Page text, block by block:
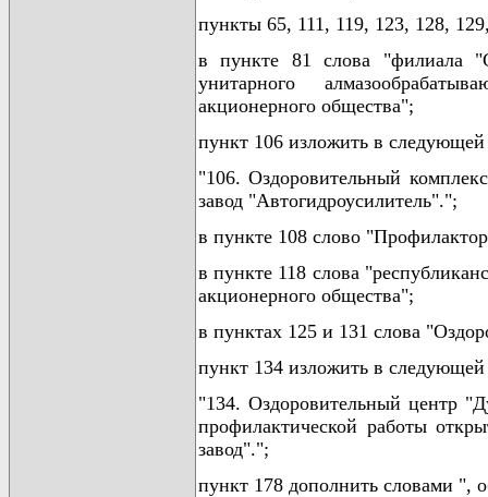
пункты 65, 111, 119, 123, 128,
в пункте 81 слова "филиала
унитарного
акционерного общества";
пункт 106 изложить в
"106. Оздоровительный
завод "Автогидроусилитель".";
в пункте 108 слово
в пункте 118 слова
акционерного общества";
в пунктах 125 и 131 слова
пункт 134 изложить в
"134. Оздоровительный центр
профилактической работы
завод".";
пункт 178 дополнить словами ",